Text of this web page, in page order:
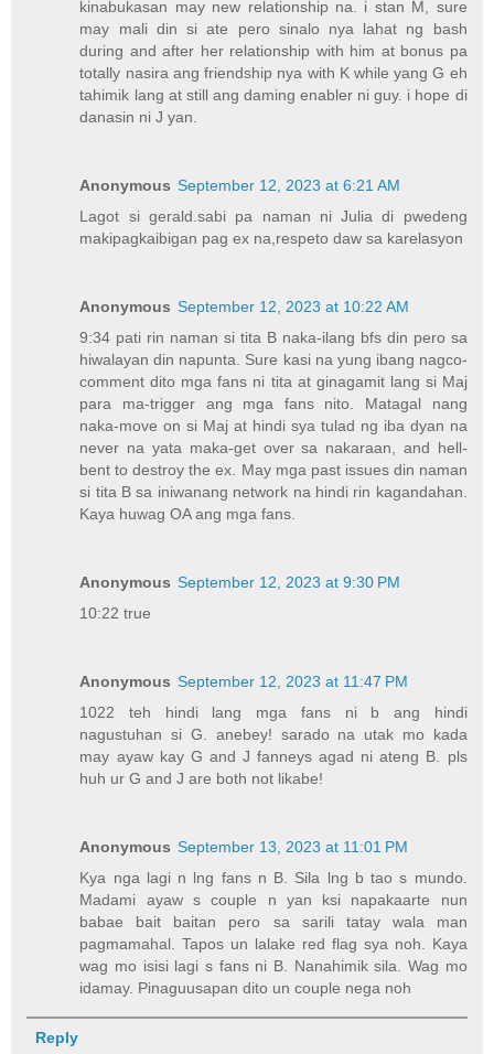
kinabukasan may new relationship na. i stan M, sure
may mali din si ate pero sinalo nya lahat ng bash
during and after her relationship with him at bonus pa
totally nasira ang friendship nya with K while yang G eh
tahimik lang at still ang daming enabler ni guy. i hope di
danasin ni J yan.
Anonymous September 12, 2023 at 6:21 AM
Lagot si gerald.sabi pa naman ni Julia di pwedeng
makipagkaibigan pag ex na,respeto daw sa karelasyon
Anonymous September 12, 2023 at 10:22 AM
9:34 pati rin naman si tita B naka-ilang bfs din pero sa
hiwalayan din napunta. Sure kasi na yung ibang nagco-
comment dito mga fans ni tita at ginagamit lang si Maj
para ma-trigger ang mga fans nito. Matagal nang
naka-move on si Maj at hindi sya tulad ng iba dyan na
never na yata maka-get over sa nakaraan, and hell-
bent to destroy the ex. May mga past issues din naman
si tita B sa iniwanang network na hindi rin kagandahan.
Kaya huwag OA ang mga fans.
Anonymous September 12, 2023 at 9:30 PM
10:22 true
Anonymous September 12, 2023 at 11:47 PM
1022 teh hindi lang mga fans ni b ang hindi
nagustuhan si G. anebey! sarado na utak mo kada
may ayaw kay G and J fanneys agad ni ateng B. pls
huh ur G and J are both not likabe!
Anonymous September 13, 2023 at 11:01 PM
Kya nga lagi n lng fans n B. Sila lng b tao s mundo.
Madami ayaw s couple n yan ksi napakaarte nun
babae bait baitan pero sa sarili tatay wala man
pagmamahal. Tapos un lalake red flag sya noh. Kaya
wag mo isisi lagi s fans ni B. Nanahimik sila. Wag mo
idamay. Pinaguusapan dito un couple nega noh
Reply